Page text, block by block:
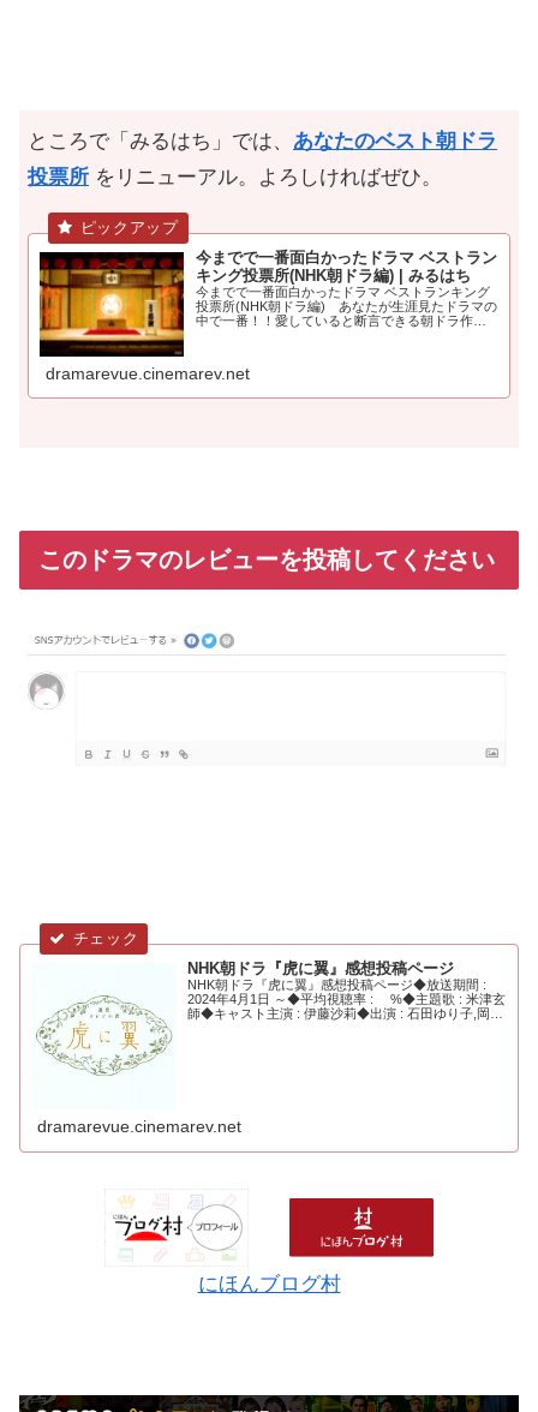
投票所をリニューアル。よろしければぜひ。
キング投票所(NHK朝ドラ編) | みるはち
今までで一番面白かったドラマ ベストランキング
投票所(NHK朝ドラ編) あなたが生涯見たドラマの
中で一番！！愛していると断言できる朝ドラ作品
を5個選んでください。大河ドラマ編も.....
dramarevue.cinemarev.net
NHK朝ドラ『虎に翼』感想投稿ページ◆放送期間 :
2024年4月1日 ～◆平均視聴率 : %◆主題歌 : 米津玄
師◆キャスト主演 : 伊藤沙莉◆出演 : 石田ゆり子,岡部
たかし...
にほんブログ村